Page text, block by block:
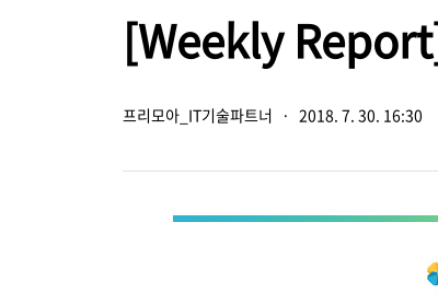
[Weekly
프리모아_IT기술파트너 · 2018. 7. 30. 16:30